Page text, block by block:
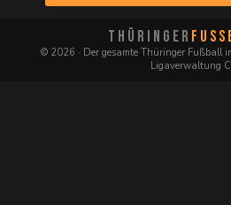
THÜRINGER
© 2026 · Der gesamte Thüringer Fußball
Ligaverwaltung